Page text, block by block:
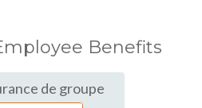
Benefits
de groupe